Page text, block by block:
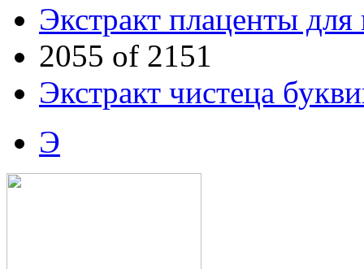
Экстракт плаценты
2055 of 2151
Экстракт чистеца
Э